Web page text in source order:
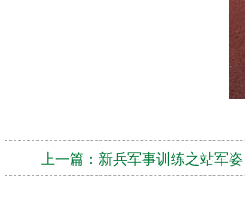
上一篇： 新兵军事训练之站军姿